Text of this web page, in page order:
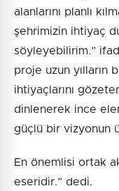
alanlarını planlı
şehrimizin ihtiyaç
söyleyebilirim.”
proje uzun yılların
ihtiyaçlarını
dinlenerek ince
güçlü bir vizyonun
En önemlisi ortak
eseridir.” dedi.